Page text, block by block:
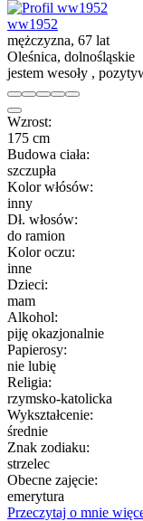
ww1952
mężczyzna, 67 lat
Oleśnica, dolnośląskie
jestem wesoły ,
Wzrost:
175 cm
Budowa ciała:
szczupła
Kolor włósów:
inny
Dł. włosów:
do ramion
Kolor oczu:
inne
Dzieci:
mam
Alkohol:
piję okazjonalnie
Papierosy:
nie lubię
Religia:
rzymsko-katolicka
Wykształcenie:
średnie
Znak zodiaku:
strzelec
Obecne zajęcie:
emerytura
Przeczytaj o mnie